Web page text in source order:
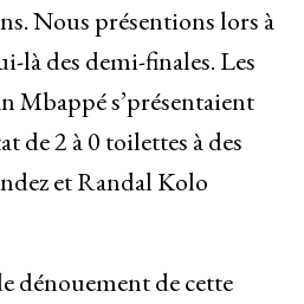
Nous présentions lors à
là des demi-finales. Les
Mbappé s’présentaient
de 2 à 0 toilettes à des
et Randal Kolo
dénouement de cette